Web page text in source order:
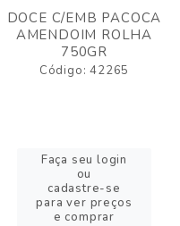
DOCE C/EMB PACOCA
AMENDOIM ROLHA
750GR
Código: 42265
Faça seu login
ou
cadastre-se
para ver preços
e comprar